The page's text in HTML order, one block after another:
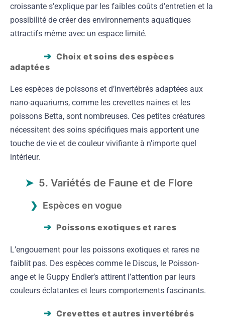
croissante s’explique par les faibles coûts d’entretien et la
possibilité de créer des environnements aquatiques
attractifs même avec un espace limité.
Choix et soins des espèces
adaptées
Les espèces de poissons et d’invertébrés adaptées aux
nano-aquariums, comme les crevettes naines et les
poissons Betta, sont nombreuses. Ces petites créatures
nécessitent des soins spécifiques mais apportent une
touche de vie et de couleur vivifiante à n’importe quel
intérieur.
5. Variétés de Faune et de Flore
Espèces en vogue
Poissons exotiques et rares
L’engouement pour les poissons exotiques et rares ne
faiblit pas. Des espèces comme le Discus, le Poisson-
ange et le Guppy Endler’s attirent l’attention par leurs
couleurs éclatantes et leurs comportements fascinants.
Crevettes et autres invertébrés